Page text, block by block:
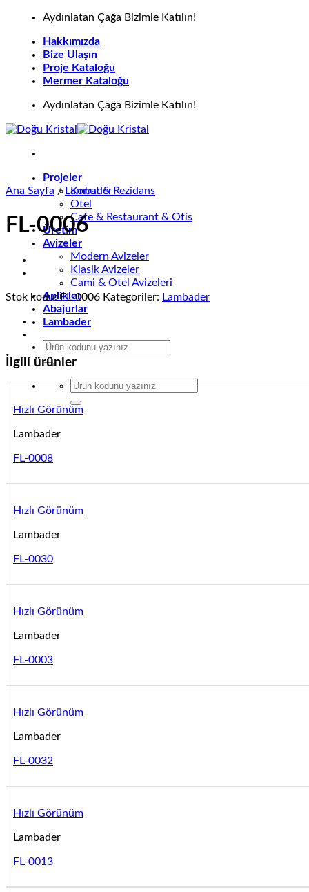
İçeriğe
Aydınlatan Çağa Bizimle Katılın!
Hakkımızda
Bize Ulaşın
Proje Kataloğu
Mermer Kataloğu
Aydınlatan Çağa Bizimle Katılın!
Projeler
Konut & Rezidans
Otel
Cafe & Restaurant & Ofis
Üretim
Avizeler
Modern Avizeler
Klasik Avizeler
Cami & Otel Avizeleri
Aplikler
Abajurlar
Lambader
Ara:
Ara:
Ana Sayfa / Lambader
FL-0006
Stok kodu:FL-0006 Kategoriler: Lambader
İlgili ürünler
Hızlı Görünüm
Lambader
FL-0008
Hızlı Görünüm
Lambader
FL-0030
Hızlı Görünüm
Lambader
FL-0003
Hızlı Görünüm
Lambader
FL-0032
Hızlı Görünüm
Lambader
FL-0013